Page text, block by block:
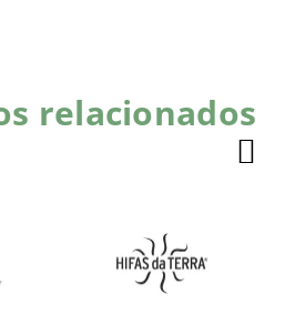
relacionados